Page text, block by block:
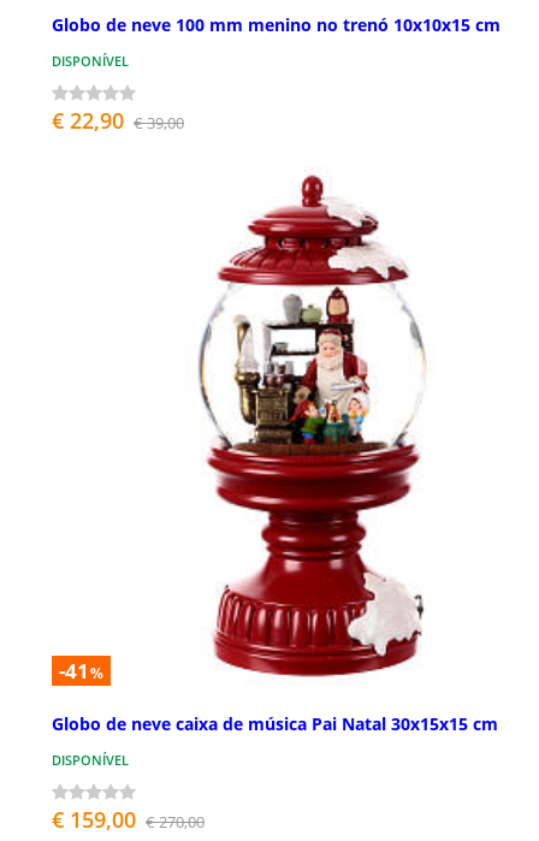
Globo de neve 100 mm menino no trenó 10x10x15 cm
DISPONÍVEL
€ 22,90 € 39,00
-41 %
Globo de neve caixa de música Pai Natal 30x15x15 cm
DISPONÍVEL
€ 159,00 € 270,00